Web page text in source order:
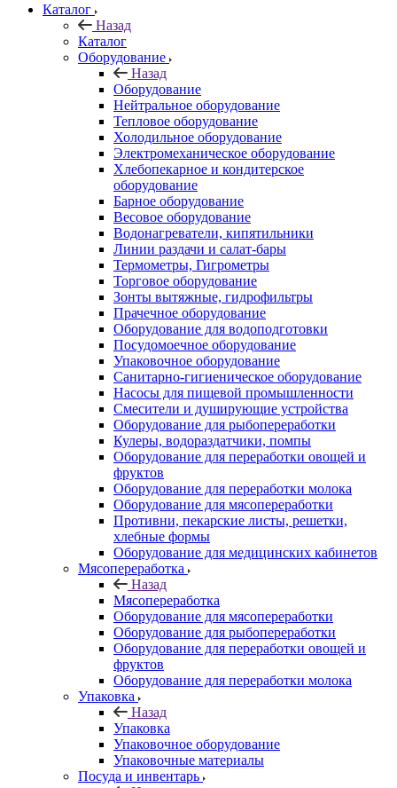
Каталог
Назад
Каталог
Оборудование
Назад
Оборудование
Нейтральное оборудование
Тепловое оборудование
Холодильное оборудование
Электромеханическое оборудование
Хлебопекарное и кондитерское
оборудование
Барное оборудование
Весовое оборудование
Водонагреватели, кипятильники
Линии раздачи и салат-бары
Термометры, Гигрометры
Торговое оборудование
Зонты вытяжные, гидрофильтры
Прачечное оборудование
Оборудование для водоподготовки
Посудомоечное оборудование
Упаковочное оборудование
Санитарно-гигиеническое оборудование
Насосы для пищевой промышленности
Смесители и душирующие устройства
Оборудование для рыбопереработки
Кулеры, водораздатчики, помпы
Оборудование для переработки овощей и
фруктов
Оборудование для переработки молока
Оборудование для мясопереработки
Противни, пекарские листы, решетки,
хлебные формы
Оборудование для медицинских кабинетов
Мясопереработка
Назад
Мясопереработка
Оборудование для мясопереработки
Оборудование для рыбопереработки
Оборудование для переработки овощей и
фруктов
Оборудование для переработки молока
Упаковка
Назад
Упаковка
Упаковочное оборудование
Упаковочные материалы
Посуда и инвентарь